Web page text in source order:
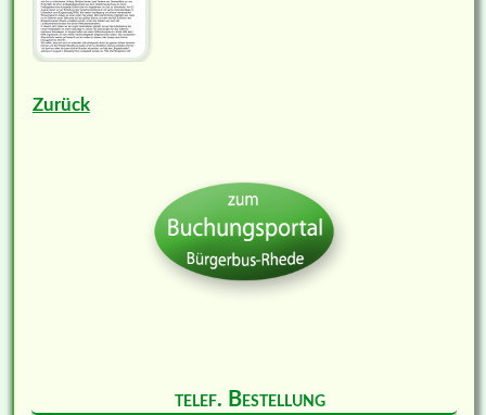
Zurück
telef. Bestellung